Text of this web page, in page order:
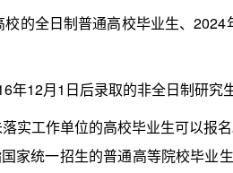
的全日制普通高校毕业生、2024
12月1日后录取的非全日制研究
工作单位的高校毕业生可以报
家统一招生的普通高等院校毕业